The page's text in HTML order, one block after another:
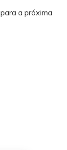
a próxima